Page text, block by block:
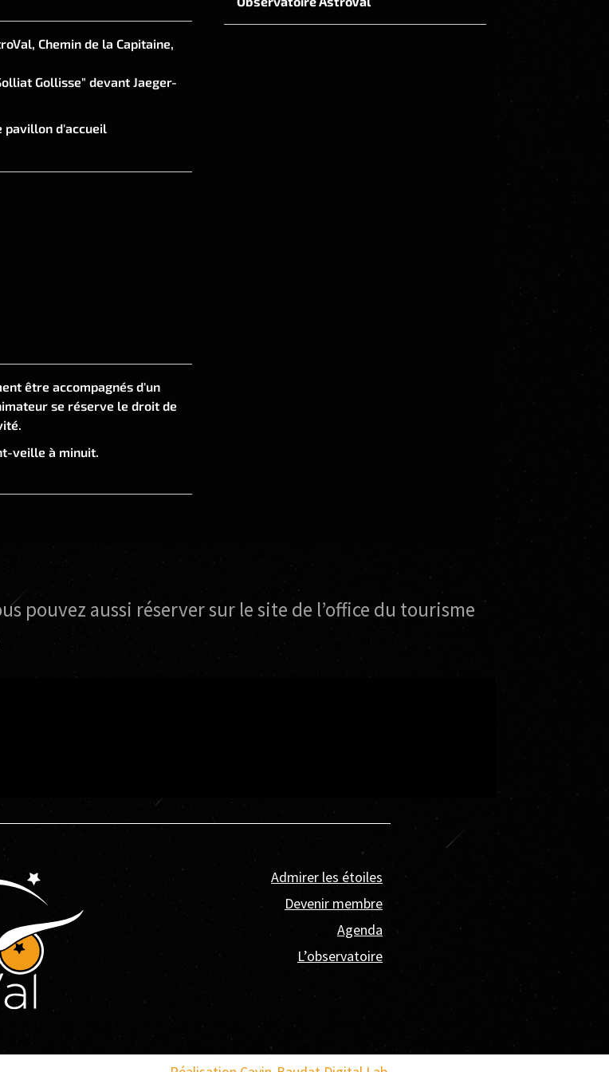
ne pouvons garantir une
observer le ciel, les
et des présentations sur
ne peut pas être reportée
Chemin de la Capitaine,
Gollisse" devant Jaeger-
pavillon d'accueil
être accompagnés d'un
se réserve le droit de
veille à minuit.
pouvez aussi réserver sur le site de l’office du tourisme
Admirer les étoiles
Devenir membre
Agenda
L’observatoire